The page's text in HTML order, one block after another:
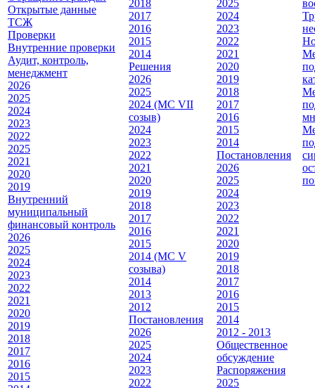
Открытые данные
ТСЖ
Проверки
Внутренние проверки
Аудит, контроль,
менеджмент
2026
2025
2024
2023
2022
2025
2021
2020
2019
Внутренний
муниципальный
финансовый контроль
2026
2025
2024
2023
2022
2021
2020
2019
2018
2017
2016
2015
2018
2017
2016
2015
2014
Решения
2026
2025
2024 (МС VII
созыв)
2024
2023
2022
2021
2020
2019
2018
2017
2016
2015
2014 (МС V
созыва)
2014
2013
2012
Постановления
2026
2025
2024
2023
2022
2025
2024
2023
2022
2021
2020
2019
2018
2017
2016
2015
2014
Постановления
2026
2025
2024
2023
2022
2021
2020
2019
2018
2017
2016
2015
2014
2012 - 2013
Общественное
обсуждение
Распоряжения
2025